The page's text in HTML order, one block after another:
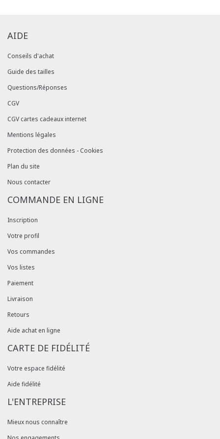
AIDE
Conseils d'achat
Guide des tailles
Questions/Réponses
CGV
CGV cartes cadeaux internet
Mentions légales
Protection des données - Cookies
Plan du site
Nous contacter
COMMANDE EN LIGNE
Inscription
Votre profil
Vos commandes
Vos listes
Paiement
Livraison
Retours
Aide achat en ligne
CARTE DE FIDÉLITÉ
Votre espace fidélité
Aide fidélité
L'ENTREPRISE
Mieux nous connaître